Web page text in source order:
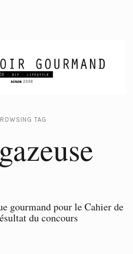
TAG
gourmand pour le Cahier de
du concours